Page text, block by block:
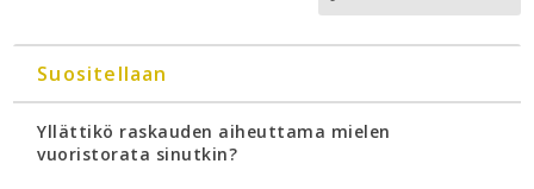
Suositellaan
Yllättikö raskauden aiheuttama mielen
vuoristorata sinutkin?